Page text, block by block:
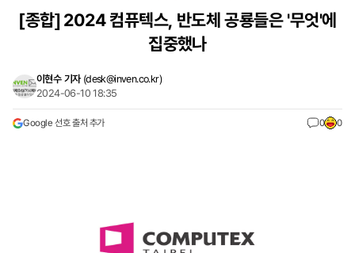
[종합]2024 컴퓨텍스, 반도체 공룡들은 '무엇'에
집중했나
이현수 기자 (desk@inven.co.kr)
2024-06-10 18:35
Google 선호 출처 추가 0 0